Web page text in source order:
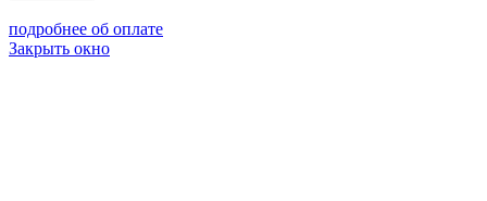
подробнее об оплате
Закрыть окно